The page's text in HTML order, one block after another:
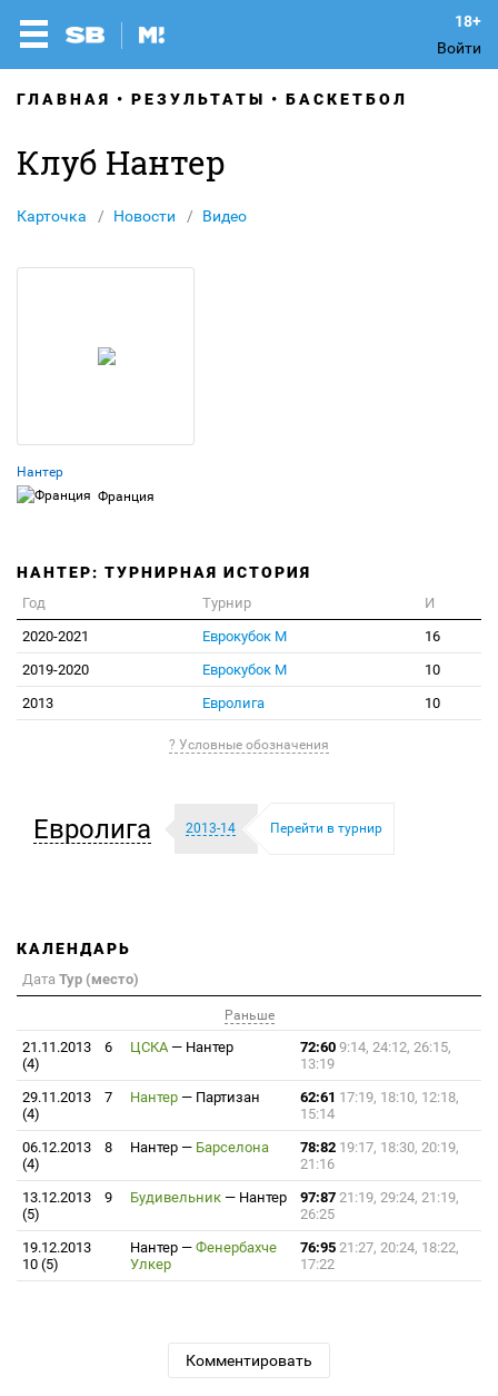
Войти
ГЛАВНАЯ РЕЗУЛЬТАТЫ БАСКЕТБОЛ
Клуб Нантер
Карточка Новости Видео
Нантер
Франция
НАНТЕР: ТУРНИРНАЯ ИСТОРИЯ
Год Турнир
И
2020-2021
Еврокубок М
16
2019-2020
Еврокубок М
10
2013
Евролига 10
? Условные обозначения
Евролига 2013-14 Перейти в турнир
КАЛЕНДАРЬ
Дата Тур (место)
Раньше
21.11.2013
6
(4)
ЦСКА— Нантер 72:60 9:14, 24:12, 26:15,
13:19
29.11.2013
7
(4)
Нантер — Партизан 62:61 17:19, 18:10, 12:18,
15:14
06.12.2013
8
(4)
Нантер — Барселона 78:82 19:17, 18:30, 20:19,
21:16
13.12.2013
9
(5)
Будивельник — Нантер 97:87 21:19, 29:24, 21:19,
26:25
19.12.2013
10 (5)
Нантер — Фенербахче
Улкер
76:95 21:27, 20:24, 18:22,
17:22
Комментировать